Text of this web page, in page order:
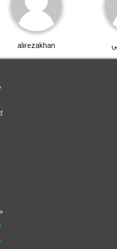
alirezakhan